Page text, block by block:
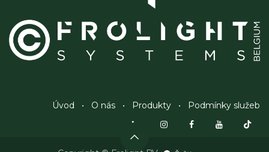
Úvod • O nás • Produkty • Podmínky služeb